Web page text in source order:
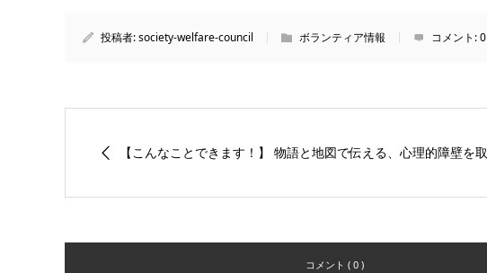
投稿者:society-welfare-council ボランティア情報 コメント:0
【こんなことできます！】 物語と地図で伝える、心理的障壁を
コメント ( 0 )